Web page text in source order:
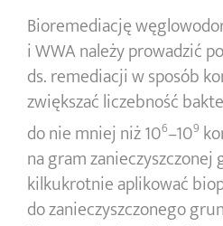
Bioremediację
i WWA należy prowadzić
ds. remediacji w sposób
zwiększać liczebność
do nie mniej niż 106–109
na gram zanieczyszczonej
kilkukrotnie aplikować
do zanieczyszczonego